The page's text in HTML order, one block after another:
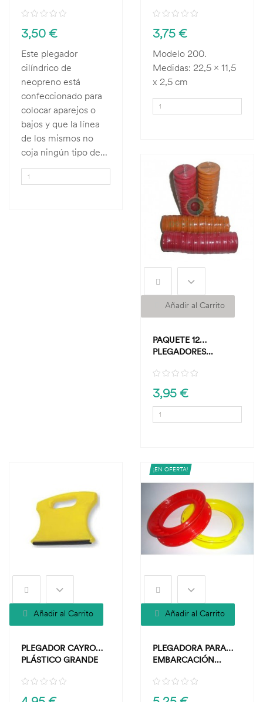
3,50 €
Este plegador
cilíndrico de
neopreno está
confeccionado para
colocar aparejos o
bajos y que la línea
de los mismos no
coja ningún tipo de...
3,75 €
Modelo 200.
Medidas: 22,5 x 11,5
x 2,5 cm
Añadir al Carrito
PAQUETE 12
PLEGADORES...
3,95 €
Añadir al Carrito
PLEGADOR CAYRO
PLÁSTICO GRANDE
¡EN OFERTA!
Añadir al Carrito
PLEGADORA PARA
EMBARCACIÓN...